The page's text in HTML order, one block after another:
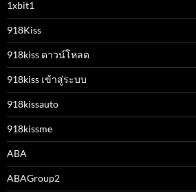
1xbit1
918Kiss
918kiss ดาวน์โหลด
918kiss เข้าสู่ระบบ
918kissauto
918kissme
ABA
ABAGroup2